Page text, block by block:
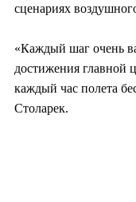
сценариях
«Каждый шаг очень
достижения главной
каждый час полета
Столарек.